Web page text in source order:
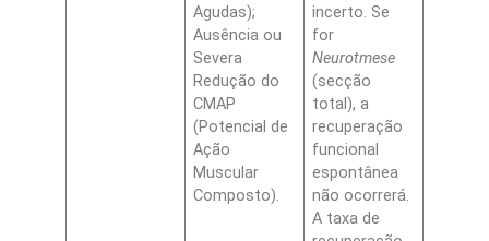
Agudas);
Ausência ou
Severa
Redução do
CMAP
(Potencial de
Ação
Muscular
Composto).
incerto. Se
for
Neurotmese
(secção
total), a
recuperação
funcional
espontânea
não ocorrerá.
A taxa de